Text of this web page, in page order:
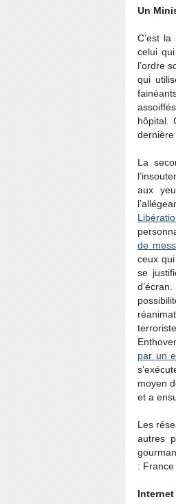
Un
C’est
celui
l’ordre
qui
hôpital.
dernière
La
aux
de
ceux
se
par un
moyen
et a
Les
autres
: France
Internet